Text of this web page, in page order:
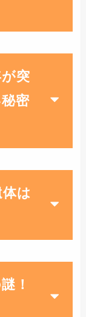
突
密
は
！